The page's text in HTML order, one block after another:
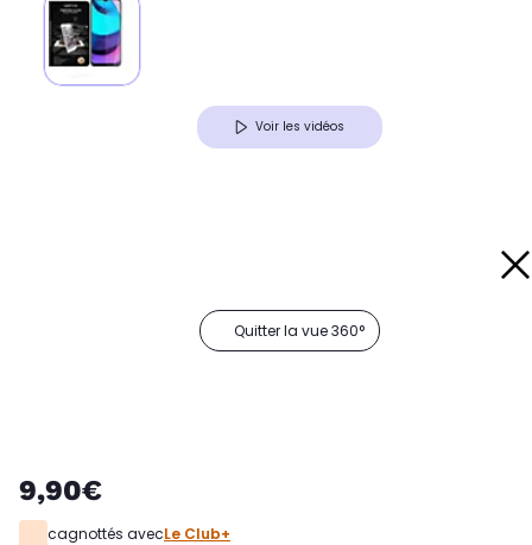
Voir les vidéos
Quitter la vue 360°
9,90€
cagnottés avecLe Club+